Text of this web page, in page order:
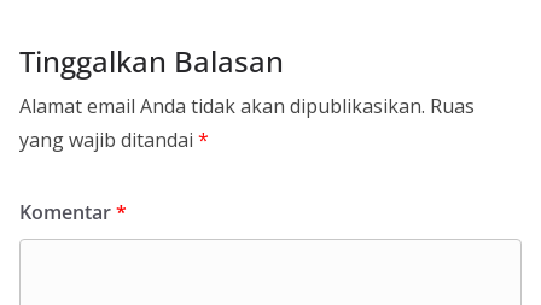
Tinggalkan Balasan
Alamat email Anda tidak akan dipublikasikan. Ruas
yang wajib ditandai *
Komentar*